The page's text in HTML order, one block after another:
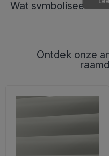
Ontdek onze
Wat symboliseert
welzijn en heeft een
geest als de ruimte.
van balans en stabiliteit
raamdecoratie een voor